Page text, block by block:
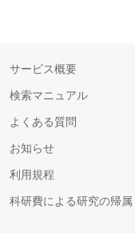
サービス概要
検索マニュアル
よくある質問
お知らせ
利用規程
科研費による研究の帰属